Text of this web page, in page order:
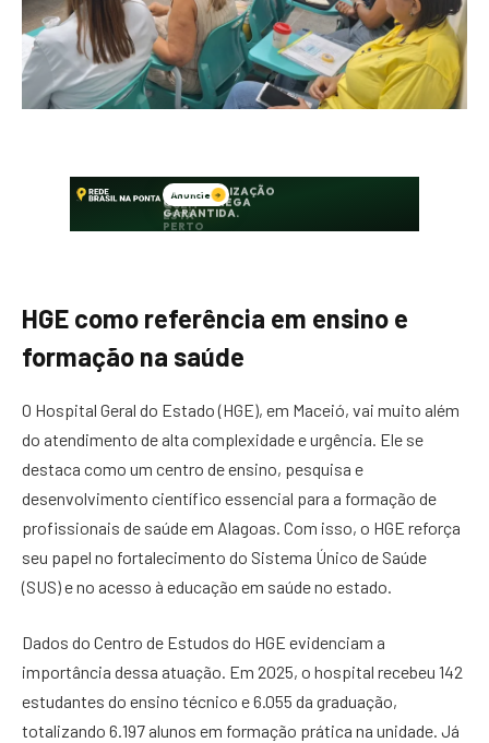
HGE como referência em ensino e
formação na saúde
O Hospital Geral do Estado (HGE), em Maceió, vai muito além
do atendimento de alta complexidade e urgência. Ele se
destaca como um centro de ensino, pesquisa e
desenvolvimento científico essencial para a formação de
profissionais de saúde em Alagoas. Com isso, o HGE reforça
seu papel no fortalecimento do Sistema Único de Saúde
(SUS) e no acesso à educação em saúde no estado.
Dados do Centro de Estudos do HGE evidenciam a
importância dessa atuação. Em 2025, o hospital recebeu 142
estudantes do ensino técnico e 6.055 da graduação,
totalizando 6.197 alunos em formação prática na unidade. Já